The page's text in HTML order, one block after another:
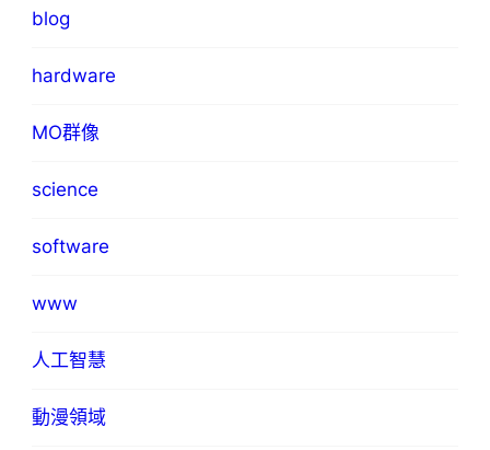
blog
hardware
MO群像
science
software
www
人工智慧
動漫領域